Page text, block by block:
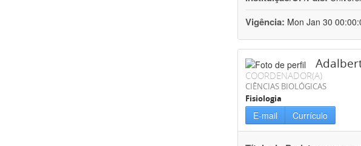
Vigência: Mon Jan 30
COORDENADOR(A)
CIÊNCIAS BIOLÓGICAS
Fisiologia
E-mail Currículo